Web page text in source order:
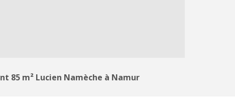
85 m² Lucien Namèche à Namur